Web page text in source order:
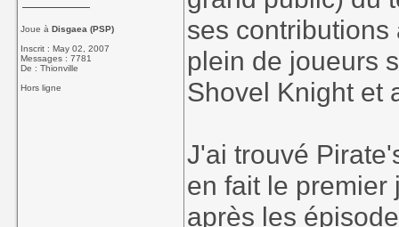
Joue àDisgaea (PSP)
Inscrit : May 02, 2007
Messages : 7781
De : Thionville
Hors ligne
ses
plein de joueurs
Shovel Knight et
J'ai trouvé
en fait le premier
après les